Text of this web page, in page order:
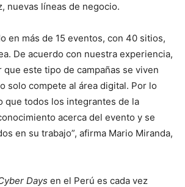
nuevas líneas de negocio.
en más de 15 eventos, con 40 sitios,
De acuerdo con nuestra experiencia,
que este tipo de campañas se viven
solo compete al área digital. Por lo
que todos los integrantes de la
acerca del evento y se
en su trabajo”, afirma Mario Miranda,
Days en el Perú es cada vez